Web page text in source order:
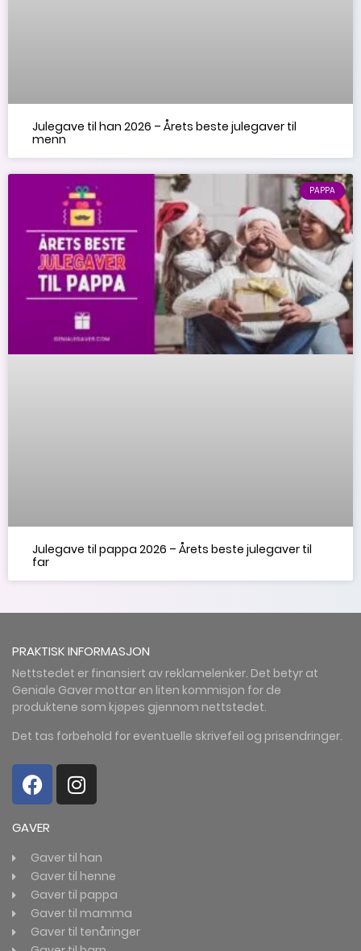
Julegave til han 2026 – Årets beste julegaver til
menn
PAPPA
Julegave til pappa 2026 – Årets beste julegaver til
far
PRAKTISK INFORMASJON
Nettstedet er finansiert av reklamelenker. Det betyr at
Geniale Gaver mottar en liten kommisjon for de
produktene som kjøpes gjennom nettstedet.
Det tas forbehold for eventuelle skrivefeil og prisendringer.
GAVER
Gaver til han
Gaver til henne
Gaver til pappa
Gaver til mamma
Gaver til tenåringer